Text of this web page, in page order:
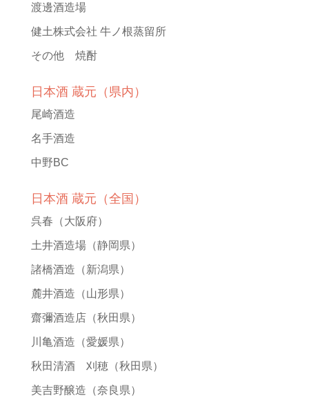
渡邊酒造場
健土株式会社 牛ノ根蒸留所
その他 焼酎
日本酒 蔵元（県内）
尾崎酒造
名手酒造
中野BC
日本酒 蔵元（全国）
呉春 （大阪府）
土井酒造場（静岡県）
諸橋酒造 （新潟県）
麓井酒造 （山形県）
齋彌酒造店（秋田県）
川亀酒造 （愛媛県）
秋田清酒 刈穂（秋田県）
美吉野醸造 （奈良県）